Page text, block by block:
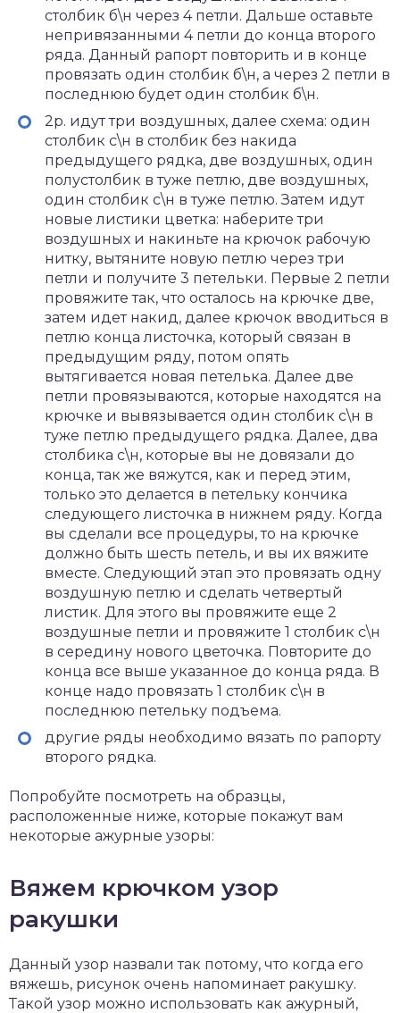
столбик б\н через 4 петли. Дальше оставьте
непривязанными 4 петли до конца второго
ряда. Данный рапорт повторить и в конце
провязать один столбик б\н, а через 2 петли в
последнюю будет один столбик б\н.
2р. идут три воздушных, далее схема: один
столбик с\н в столбик без накида
предыдущего рядка, две воздушных, один
полустолбик в туже петлю, две воздушных,
один столбик с\н в туже петлю. Затем идут
новые листики цветка: наберите три
воздушных и накиньте на крючок рабочую
нитку, вытяните новую петлю через три
петли и получите 3 петельки. Первые 2 петли
провяжите так, что осталось на крючке две,
затем идет накид, далее крючок вводиться в
петлю конца листочка, который связан в
предыдущим ряду, потом опять
вытягивается новая петелька. Далее две
петли провязываются, которые находятся на
крючке и вывязывается один столбик с\н в
туже петлю предыдущего рядка. Далее, два
столбика с\н, которые вы не довязали до
конца, так же вяжутся, как и перед этим,
только это делается в петельку кончика
следующего листочка в нижнем ряду. Когда
вы сделали все процедуры, то на крючке
должно быть шесть петель, и вы их вяжите
вместе. Следующий этап это провязать одну
воздушную петлю и сделать четвертый
листик. Для этого вы провяжите еще 2
воздушные петли и провяжите 1 столбик с\н
в середину нового цветочка. Повторите до
конца все выше указанное до конца ряда. В
конце надо провязать 1 столбик с\н в
последнюю петельку подъема.
другие ряды необходимо вязать по рапорту
второго рядка.
Попробуйте посмотреть на образцы,
расположенные ниже, которые покажут вам
некоторые ажурные узоры:
Вяжем крючком узор
ракушки
Данный узор назвали так потому, что когда его
вяжешь, рисунок очень напоминает ракушку.
Такой узор можно использовать как ажурный,